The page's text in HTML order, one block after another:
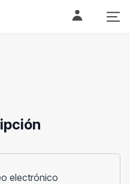
electrónico